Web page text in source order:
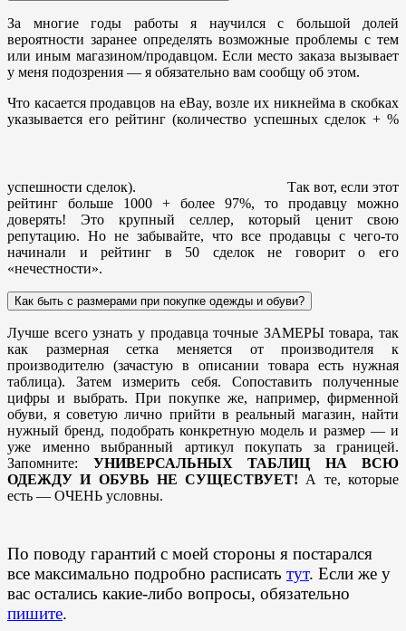
За многие годы работы я научился с большой долей
вероятности заранее определять возможные проблемы с тем
или иным магазином/продавцом. Если место заказа вызывает
у меня подозрения — я обязательно вам сообщу об этом.
Что касается продавцов на eBay, возле их никнейма в скобках
указывается его рейтинг (количество успешных сделок + %
успешности сделок).
Так вот, если этот
рейтинг больше 1000 + более 97%, то продавцу можно
доверять! Это крупный селлер, который ценит свою
репутацию. Но не забывайте, что все продавцы с чего-то
начинали и рейтинг в 50 сделок не говорит о его
«нечестности».
Как быть с размерами при покупке одежды и обуви?
Лучше всего узнать у продавца точные ЗАМЕРЫ товара, так
как размерная сетка меняется от производителя к
производителю (зачастую в описании товара есть нужная
таблица). Затем измерить себя. Сопоставить полученные
цифры и выбрать. При покупке же, например, фирменной
обуви, я советую лично прийти в реальный магазин, найти
нужный бренд, подобрать конкретную модель и размер — и
уже именно выбранный артикул покупать за границей.
Запомните: УНИВЕРСАЛЬНЫХ ТАБЛИЦ НА ВСЮ
ОДЕЖДУ И ОБУВЬ НЕ СУЩЕСТВУЕТ! А те, которые
есть — ОЧЕНЬ условны.
По поводу гарантий с моей стороны я постарался
все максимально подробно расписать тут. Если же у
вас остались какие-либо вопросы, обязательно
пишите.